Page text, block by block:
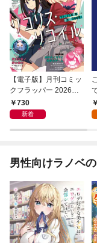
【電子版】月刊コミッ
クフラッパー 2026年9
月号730
新着
男性向けラノベ